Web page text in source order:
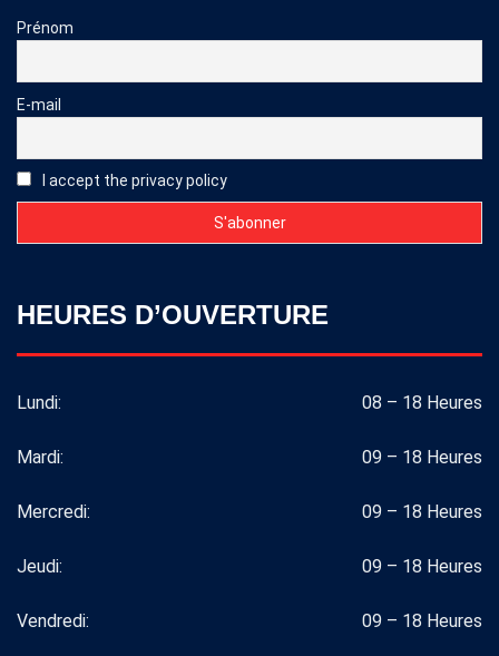
Prénom
E-mail
I accept the privacy policy
HEURES D’OUVERTURE
Lundi: 08 – 18 Heures
Mardi: 09 – 18 Heures
Mercredi: 09 – 18 Heures
Jeudi: 09 – 18 Heures
Vendredi: 09 – 18 Heures